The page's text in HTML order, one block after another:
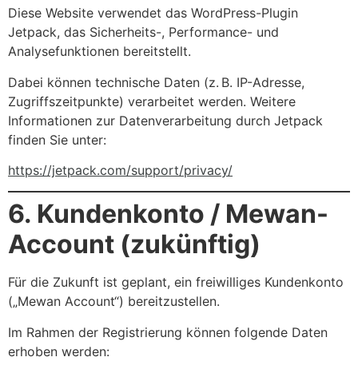
Diese Website verwendet das WordPress-Plugin
Jetpack, das Sicherheits-, Performance- und
Analysefunktionen bereitstellt.
Dabei können technische Daten (z. B. IP-Adresse,
Zugriffszeitpunkte) verarbeitet werden. Weitere
Informationen zur Datenverarbeitung durch Jetpack
finden Sie unter:
https://jetpack.com/support/privacy/
6. Kundenkonto / Mewan-
Account (zukünftig)
Für die Zukunft ist geplant, ein freiwilliges Kundenkonto
(„Mewan Account“) bereitzustellen.
Im Rahmen der Registrierung können folgende Daten
erhoben werden: